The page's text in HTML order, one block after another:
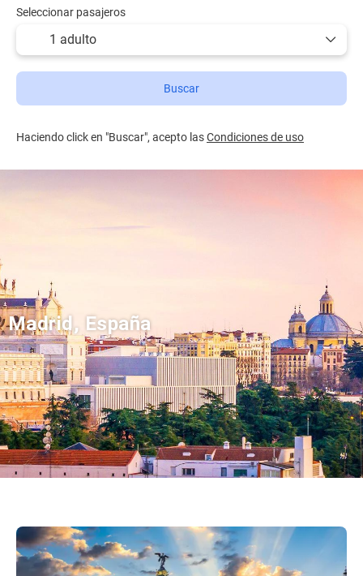
Madrid, España
Seleccionar pasajeros
1 adulto
Buscar
Haciendo click en "Buscar", acepto lasCondiciones de uso